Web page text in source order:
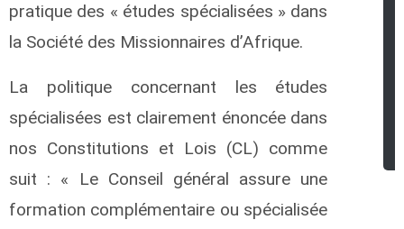
pratique des « études spécialisées » dans
la Société des Missionnaires d’Afrique.
La politique concernant les études
spécialisées est clairement énoncée dans
nos Constitutions et Lois (CL) comme
suit : « Le Conseil général assure une
formation complémentaire ou spécialisée